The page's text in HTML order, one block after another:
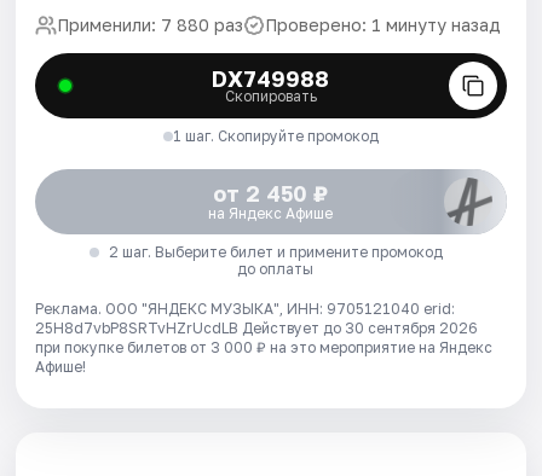
Применили: 7 880 раз Проверено: 1 минуту назад
DX749988
Скопировать
1 шаг. Скопируйте промокод
от 2 450 ₽
на Яндекс Афише
2 шаг. Выберите билет и примените промокод
до оплаты
Реклама. ООО "ЯНДЕКС МУЗЫКА", ИНН: 9705121040 erid:
25H8d7vbP8SRTvHZrUcdLB Действует до 30 сентября 2026
при покупке билетов от 3 000 ₽ на это мероприятие на Яндекс
Афише!